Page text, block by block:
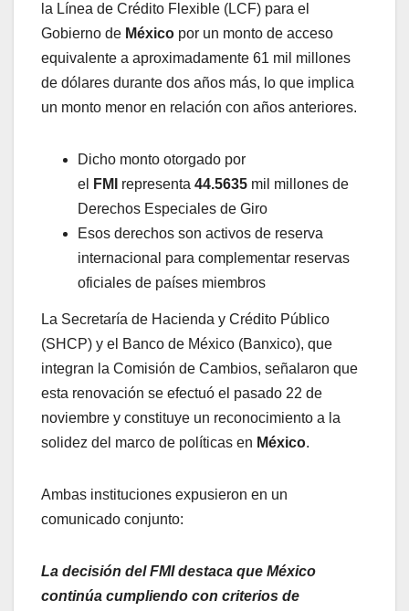
la Línea de Crédito Flexible (LCF) para el
Gobierno de México por un monto de acceso
equivalente a aproximadamente 61 mil millones
de dólares durante dos años más, lo que implica
un monto menor en relación con años anteriores.
Dicho monto otorgado por
el
FMI representa 44.5635 mil millones de
Derechos Especiales de Giro
Esos derechos son activos de reserva
internacional para complementar reservas
oficiales de países miembros
La Secretaría de Hacienda y Crédito Público
(SHCP) y el Banco de México (Banxico), que
integran la Comisión de Cambios, señalaron que
esta renovación se efectuó el pasado 22 de
noviembre y constituye un reconocimiento a la
solidez del marco de políticas en México.
Ambas instituciones expusieron en un
comunicado conjunto:
La decisión del FMI destaca que México
continúa cumpliendo con criterios de